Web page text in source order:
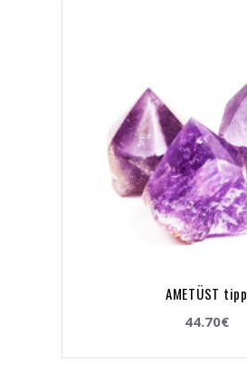
AMETÜST tipp
44.70€